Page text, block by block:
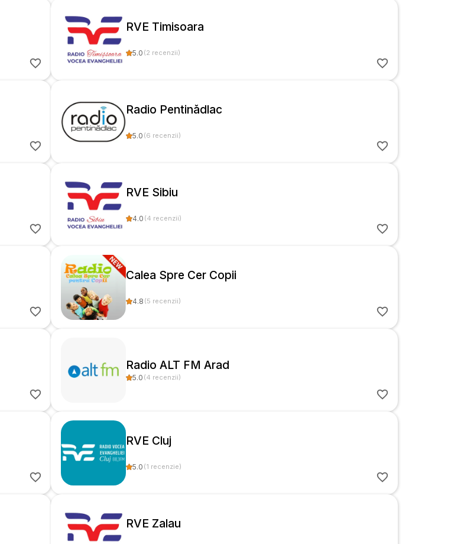
RVE Timisoara
5.0 (2 recenzii)
Radio Pentinădlac
5.0 (6 recenzii)
RVE Sibiu
4.0 (4 recenzii)
Calea Spre Cer Copii
4.8 (5 recenzii)
Radio ALT FM Arad
5.0 (4 recenzii)
RVE Cluj
5.0 (1 recenzie)
RVE Zalau